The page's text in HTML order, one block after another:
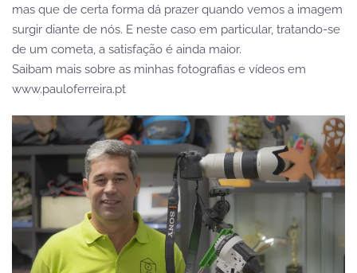
mas que de certa forma dá prazer quando vemos a imagem
surgir diante de nós. E neste caso em particular, tratando-se
de um cometa, a satisfação é ainda maior.
Saibam mais sobre as minhas fotografias e vídeos em
www.pauloferreira.pt